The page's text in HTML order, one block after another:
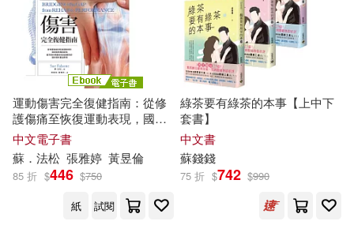
QuinRose(26) 夜神里奈(26)
安．居特曼(26)
數學資優班教研會(26)
樹智子(26) 稚子文化(26)
蔣敏玲(26) 蘇振維(26)
聯經出版公司(155)
譯林出版社(153)
重慶出版社(153)
長江文藝出版社(152)
運動傷害完全復健指南：從修
護傷痛至恢復運動表現，國家
級防護員提供最完善的照護技
術與訓練系統，讓你順利重返
賽場 (電子書)
中文電子書
蘇 ．法松 張雅婷 黃昱倫
85 折 $446 $750
紙
試閱
綠茶要有綠茶的本事【上中下
套書】
中文書
蘇錢錢
75 折 $742 $990